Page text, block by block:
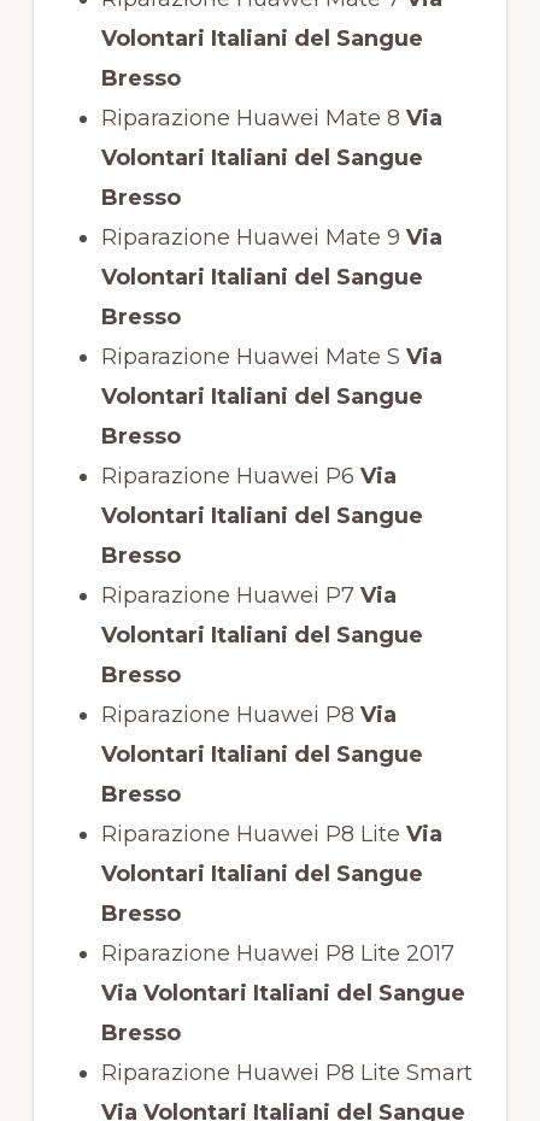
Volontari Italiani del Sangue
Bresso
Riparazione Huawei Mate 8 Via
Volontari Italiani del Sangue
Bresso
Riparazione Huawei Mate 9 Via
Volontari Italiani del Sangue
Bresso
Riparazione Huawei Mate S Via
Volontari Italiani del Sangue
Bresso
Riparazione Huawei P6 Via
Volontari Italiani del Sangue
Bresso
Riparazione Huawei P7Via
Volontari Italiani del Sangue
Bresso
Riparazione Huawei P8 Via
Volontari Italiani del Sangue
Bresso
Riparazione Huawei P8 Lite Via
Volontari Italiani del Sangue
Bresso
Riparazione Huawei P8 Lite 2017
Via Volontari Italiani del Sangue
Bresso
Riparazione Huawei P8 Lite Smart
Via Volontari Italiani del Sangue